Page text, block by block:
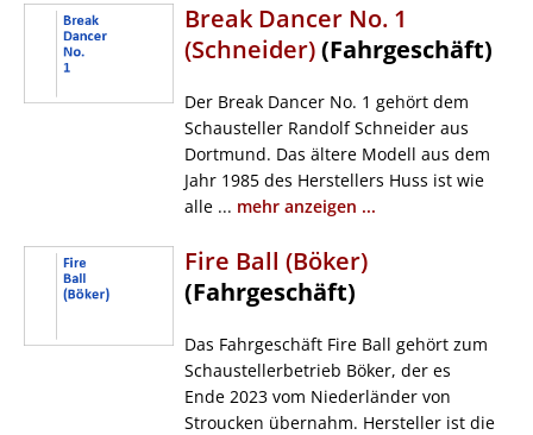
Break Dancer No. 1
(Schneider)(Fahrgeschäft)
Der Break Dancer No. 1 gehört dem
Schausteller Randolf Schneider aus
Dortmund. Das ältere Modell aus dem
Jahr 1985 des Herstellers Huss ist wie
alle ... mehr anzeigen ...
Fire Ball (Böker)
(Fahrgeschäft)
Das Fahrgeschäft Fire Ball gehört zum
Schaustellerbetrieb Böker, der es
Ende 2023 vom Niederländer von
Stroucken übernahm. Hersteller ist die